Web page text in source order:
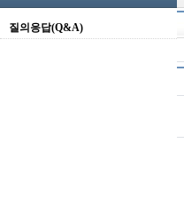
질의응답(Q&A)